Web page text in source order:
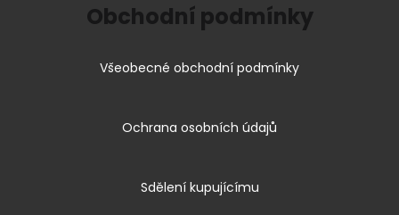
Obchodní podmínky
Všeobecné obchodní podmínky
Ochrana osobních údajů
Sdělení kupujícímu